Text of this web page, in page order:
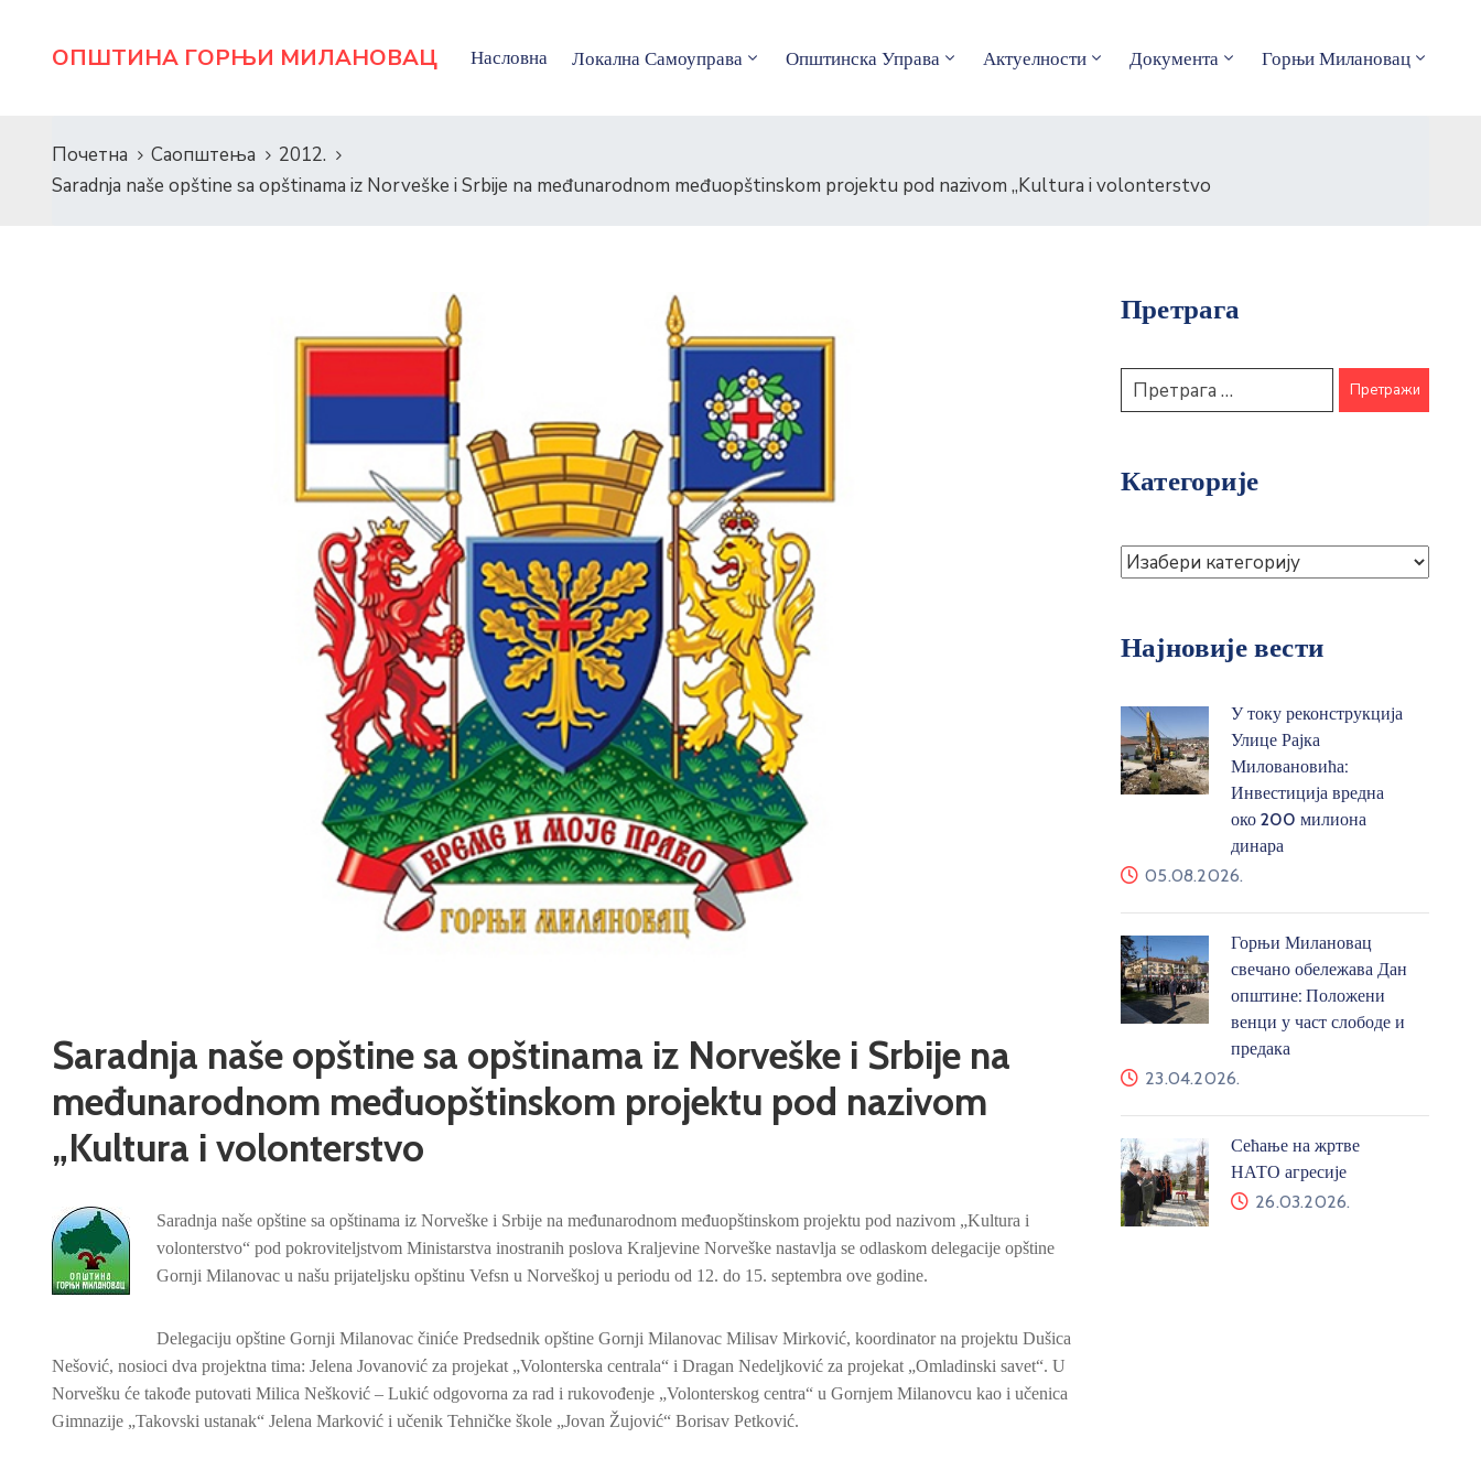
ОПШТИНА ГОРЊИ МИЛАНОВАЦ Насловна Локална Самоуправа Општинска Управа Актуелности Документа Горњи Милановац
Почетна Саопштења
2012.
Saradnja naše opštine sa opštinama iz Norveške i Srbije na međunarodnom međuopštinskom projektu pod nazivom „Kultura i volonterstvo
Saradnja naše opštine sa opštinama iz Norveške i Srbije na
međunarodnom međuopštinskom projektu pod nazivom
„Kultura i volonterstvo
Saradnja naše opštine sa opštinama iz Norveške i Srbije na međunarodnom međuopštinskom projektu pod nazivom „Kultura i
volonterstvo“ pod pokroviteljstvom Ministarstva inostranih poslova Kraljevine Norveške nastavlja se odlaskom delegacije opštine
Gornji Milanovac u našu prijateljsku opštinu Vefsn u Norveškoj u periodu od 12. do 15. septembra ove godine.
Delegaciju opštine Gornji Milanovac činiće Predsednik opštine Gornji Milanovac Milisav Mirković, koordinator na projektu Dušica
Nešović, nosioci dva projektna tima: Jelena Jovanović za projekat „Volonterska centrala“ i Dragan Nedeljković za projekat „Omladinski savet“. U
Norvešku će takođe putovati Milica Nešković – Lukić odgovorna za rad i rukovođenje „Volonterskog centra“ u Gornjem Milanovcu kao i učenica
Gimnazije „Takovski ustanak“ Jelena Marković i učenik Tehničke škole „Jovan Žujović“ Borisav Petković.
Претрага
Категорије
Најновије вести
У току реконструкција
Улице Рајка
Миловановића:
Инвестиција вредна
око 200 милиона
динара
05.08.2026.
Горњи Милановац
свечано обележава Дан
општине: Положени
венци у част слободе и
предака
23.04.2026.
Сећање на жртве
НАТО агресије
26.03.2026.